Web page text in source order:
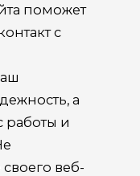
поможет
с
а
работы и
веб-